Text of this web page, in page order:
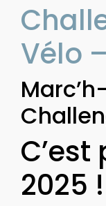
Vélo
2025 !